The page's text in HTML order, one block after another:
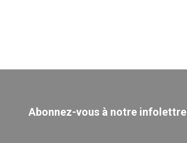
Abonnez-vous à notre infolettre